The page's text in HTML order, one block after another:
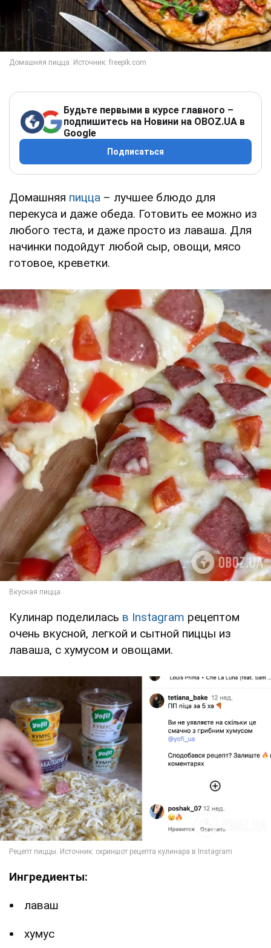
Будьте первыми в курсе главного –
подпишитесь на Новини на OBOZ.UA в
Google
Подписаться
Домашняя пицца – лучшее блюдо для
перекуса и даже обеда. Готовить ее можно из
любого теста, и даже просто из лаваша. Для
начинки подойдут любой сыр, овощи, мясо
готовое, креветки.
Кулинар поделилась в Instagram рецептом
очень вкусной, легкой и сытной пиццы из
лаваша, с хумусом и овощами.
Ингредиенты:
лаваш
хумус